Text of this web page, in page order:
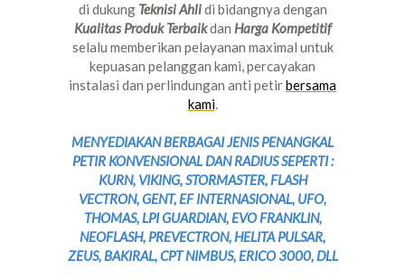
di dukung Teknisi Ahlidi bidangnya dengan
Kualitas Produk Terbaikdan Harga Kompetitif
selalu memberikan pelayanan maximal untuk
kepuasan pelanggan kami, percayakan
instalasi dan perlindungan anti petirbersama
kami.
MENYEDIAKAN BERBAGAI JENIS PENANGKAL
PETIR KONVENSIONAL DAN RADIUS SEPERTI :
KURN, VIKING, STORMASTER, FLASH
VECTRON, GENT, EF INTERNASIONAL, UFO,
THOMAS, LPI GUARDIAN, EVO FRANKLIN,
NEOFLASH, PREVECTRON, HELITA PULSAR,
ZEUS, BAKIRAL, CPT NIMBUS, ERICO 3000, DLL